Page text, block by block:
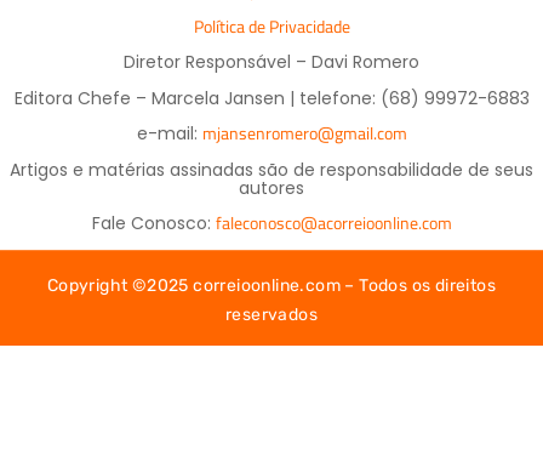
Política de Privacidade
Diretor Responsável – Davi Romero
Editora Chefe – Marcela Jansen | telefone: (68) 99972-6883
e-mail: mjansenromero@gmail.com
Artigos e matérias assinadas são de responsabilidade de seus
autores
Fale Conosco: faleconosco@acorreioonline.com
Copyright ©2025 correioonline.com – Todos os direitos
reservados